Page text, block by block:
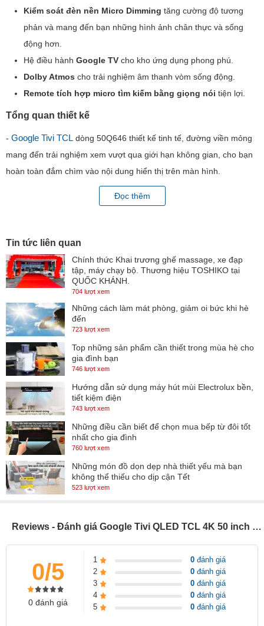
Kiểm soát đèn nền Micro Dimming tăng cường độ tương
phản và mang đến bạn những hình ảnh chân thực và sống
động hơn.
Hệ điều hành Google TV cho kho ứng dụng phong phú.
Dolby Atmos cho trải nghiệm âm thanh vòm sống động.
Remote tích hợp micro tìm kiếm bằng giọng nói tiện lợi.
Tổng quan thiết kế
- Google Tivi TCL dòng 50Q646 thiết kế tinh tế, đường viền mỏng
mang đến trải nghiệm xem vượt qua giới hạn không gian, cho bạn
hoàn toàn đắm chìm vào nội dung hiển thị trên màn hình.
Kích cỡ màn hình 50 inch
lựa chọn phù hợp cho những căn
phòng khách, phòng ngủ, phòng làm việc có diện tích vừa. Bạn có
ngượccứng cáp hoặc tách rời chân đế và gắn thiết bị lên tường
gọn gàng.
*Hình ảnh chỉ mang tính chất minh họa sản phẩm
Công nghệ hình ảnh
- Màn hìnhQLED hiển thị khung hìnhđộ phân giải 4K sống động.
- Bộ xử lýAiPQ Gen 3tối ưu hóa hình ảnh theo nội dung để bạn
được thưởng thức các khung hình rõ ràng, chân thật hơn.
- Công nghệ HDR10nâng cao độ chi tiết, độ sâu mà không làm
thay đổi những đặc tính ban đầu của hình ảnh.
- Công nghệ Dolby Vision cải thiện chất lượng điểm ảnh cho khả
năng hiển thị tốt, độ sáng cao, màu sắc trung thực, video trình
chiếu nổi bật, đẹp mắt.
-Micro Dimming phân tích video với hàng trăm khu vực độc lập,
phản cho hình ảnh trở nên sinh động, chi tiết hơn.
- Chế độGame Masterhạn chế hiện tượng xé hình, tốc độ làm
tươi hình ảnh đồng bộ giữa các khung hình hỗ trợ các game thủ
tạo nên những trận game mãn nhãn.
Đọc thêm
Tin tức liên quan
Chính thức Khai trương ghế massage, xe đạp
tập, máy chạy bộ. Thương hiệu TOSHIKO tại
QUỐC KHÁNH.
704 lượt xem
Những cách làm mát phòng, giảm oi bức khi hè
đến
723 lượt xem
Top những sản phẩm cần thiết trong mùa hè cho
gia đình bạn
746 lượt xem
Hướng dẫn sử dụng máy hút mùi Electrolux bền,
tiết kiệm điện
743 lượt xem
Những điều cần biết để chọn mua bếp từ đôi tốt
nhất cho gia đình
760 lượt xem
Những món đồ dọn dẹp nhà thiết yếu mà bạn
không thể thiếu cho dịp cận Tết
523 lượt xem
Reviews - Đánh giá Google Tivi QLED TCL 4K 50 inch 50Q646
0/5
0 đánh giá
1 0 đánh giá
2
0 đánh giá
3
0 đánh giá
4
0 đánh giá
5
0 đánh giá